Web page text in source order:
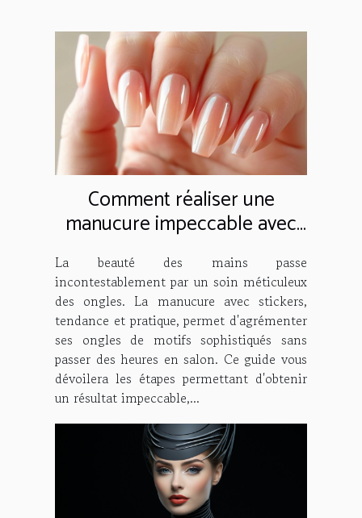
Comment réaliser une
manucure impeccable avec
des stickers pour ongles
La beauté des mains passe
incontestablement par un soin méticuleux
des ongles. La manucure avec stickers,
tendance et pratique, permet d'agrémenter
ses ongles de motifs sophistiqués sans
passer des heures en salon. Ce guide vous
dévoilera les étapes permettant d'obtenir
un résultat impeccable,...